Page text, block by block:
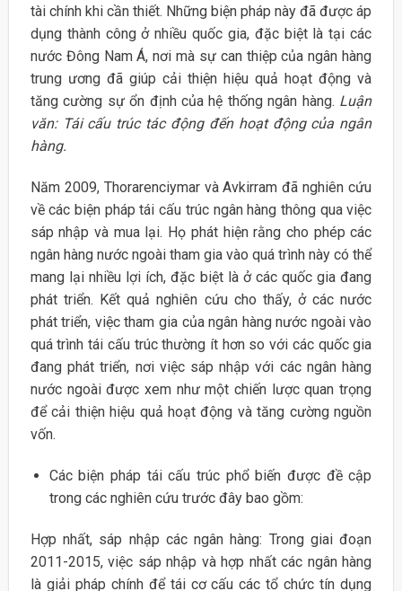
tài chính khi cần thiết. Những biện pháp này đã được áp
dụng thành công ở nhiều quốc gia, đặc biệt là tại các
nước Đông Nam Á, nơi mà sự can thiệp của ngân hàng
trung ương đã giúp cải thiện hiệu quả hoạt động và
tăng cường sự ổn định của hệ thống ngân hàng. Luận
văn: Tái cấu trúc tác động đến hoạt động của ngân
hàng.
Năm 2009, Thorarenciymar và Avkirram đã nghiên cứu
về các biện pháp tái cấu trúc ngân hàng thông qua việc
sáp nhập và mua lại. Họ phát hiện rằng cho phép các
ngân hàng nước ngoài tham gia vào quá trình này có thể
mang lại nhiều lợi ích, đặc biệt là ở các quốc gia đang
phát triển. Kết quả nghiên cứu cho thấy, ở các nước
phát triển, việc tham gia của ngân hàng nước ngoài vào
quá trình tái cấu trúc thường ít hơn so với các quốc gia
đang phát triển, nơi việc sáp nhập với các ngân hàng
nước ngoài được xem như một chiến lược quan trọng
để cải thiện hiệu quả hoạt động và tăng cường nguồn
vốn.
Các biện pháp tái cấu trúc phổ biến được đề cập
trong các nghiên cứu trước đây bao gồm:
Hợp nhất, sáp nhập các ngân hàng: Trong giai đoạn
2011-2015, việc sáp nhập và hợp nhất các ngân hàng
là giải pháp chính để tái cơ cấu các tổ chức tín dụng